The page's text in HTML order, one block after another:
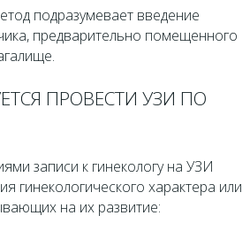
подразумевает введение
предварительно помещенного
ПРОВЕСТИ УЗИ ПО
записи к гинекологу на УЗИ
гинекологического характера или
на их развитие: